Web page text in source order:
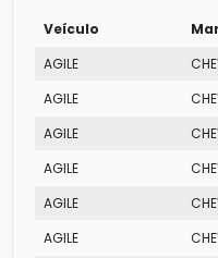
Veículo
AGILE
AGILE
AGILE
AGILE
AGILE
AGILE